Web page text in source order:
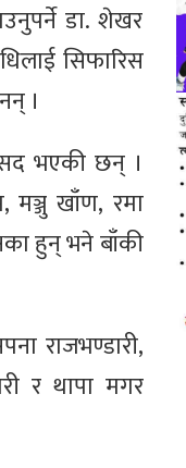
डा. शेखर
सिफारिस
।
भएकी छन् ।
मञ्जु खाँण, रमा
हुन् भने बाँकी
राजभण्डारी,
र थापा मगर